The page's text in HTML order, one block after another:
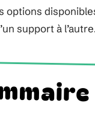
options
support à